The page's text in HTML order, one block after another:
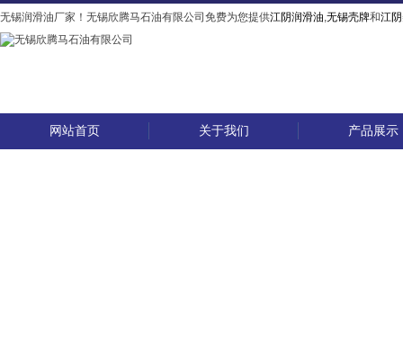
无锡润滑油厂家！无锡欣腾马石油有限公司免费为您提供江阴润滑油,无锡壳牌和江
网站首页 关于我们 产品展示